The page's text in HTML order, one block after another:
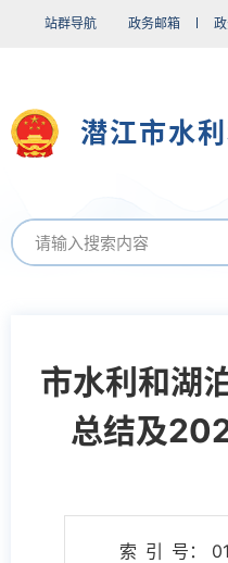
站群导航 政务邮箱
潜江市水
市水利和湖
总结及
索 引 号：